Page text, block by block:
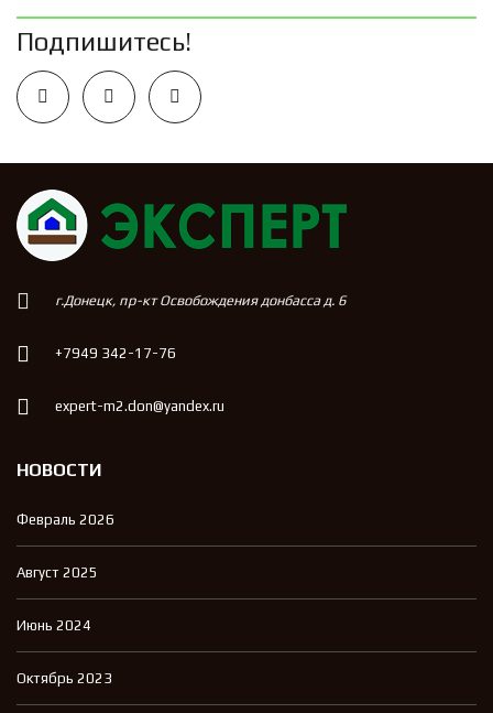
Подпишитесь!
г.Донецк, пр-кт Освобождения донбасса д. 6
+7949 342-17-76
expert-m2.don@yandex.ru
НОВОСТИ
Февраль 2026
Август 2025
Июнь 2024
Октябрь 2023